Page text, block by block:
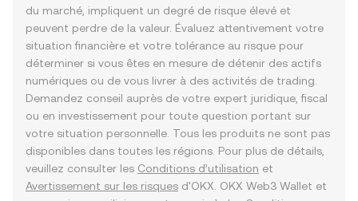
du marché, impliquent un degré de risque élevé et
peuvent perdre de la valeur. Évaluez attentivement votre
situation financière et votre tolérance au risque pour
déterminer si vous êtes en mesure de détenir des actifs
numériques ou de vous livrer à des activités de trading.
Demandez conseil auprès de votre expert juridique, fiscal
ou en investissement pour toute question portant sur
votre situation personnelle. Tous les produits ne sont pas
disponibles dans toutes les régions. Pour plus de détails,
veuillez consulter les Conditions d’utilisation et
Avertissement sur les risques d'OKX. OKX Web3 Wallet et